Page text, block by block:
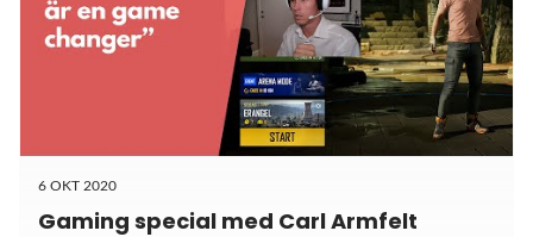
6 OKT 2020
Gaming special med Carl Armfelt